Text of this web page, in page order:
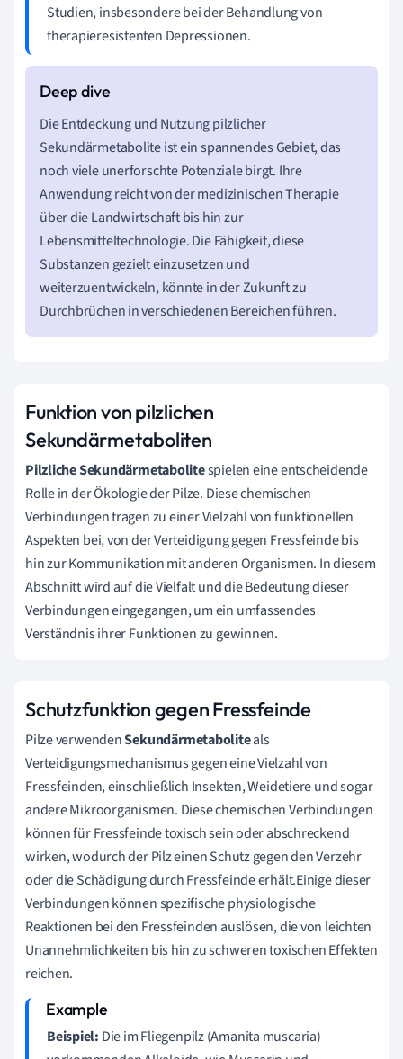
Studien, insbesondere bei der Behandlung von
therapieresistenten Depressionen.
Die Entdeckung und Nutzung pilzlicher
Sekundärmetabolite ist ein spannendes Gebiet, das
noch viele unerforschte Potenziale birgt. Ihre
Anwendung reicht von der medizinischen Therapie
über die Landwirtschaft bis hin zur
Lebensmitteltechnologie. Die Fähigkeit, diese
Substanzen gezielt einzusetzen und
weiterzuentwickeln, könnte in der Zukunft zu
Durchbrüchen in verschiedenen Bereichen führen.
Funktion von pilzlichen
Sekundärmetaboliten
Pilzliche Sekundärmetabolitespielen eine entscheidende
Rolle in der Ökologie der Pilze. Diese chemischen
Verbindungen tragen zu einer Vielzahl von funktionellen
Aspekten bei, von der Verteidigung gegen Fressfeinde bis
hin zur Kommunikation mit anderen Organismen. In diesem
Abschnitt wird auf die Vielfalt und die Bedeutung dieser
Verbindungen eingegangen, um ein umfassendes
Verständnis ihrer Funktionen zu gewinnen.
Schutzfunktion gegen Fressfeinde
Pilze verwendenSekundärmetaboliteals
Verteidigungsmechanismus gegen eine Vielzahl von
Fressfeinden, einschließlich Insekten, Weidetiere und sogar
andere Mikroorganismen. Diese chemischen Verbindungen
können für Fressfeinde toxisch sein oder abschreckend
wirken, wodurch der Pilz einen Schutz gegen den Verzehr
oder die Schädigung durch Fressfeinde erhält.Einige dieser
Verbindungen können spezifische physiologische
Reaktionen bei den Fressfeinden auslösen, die von leichten
Unannehmlichkeiten bis hin zu schweren toxischen Effekten
reichen.
Beispiel: Die im Fliegenpilz (Amanita muscaria)